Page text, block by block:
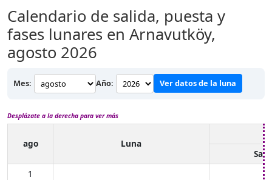
Calendario de salida, puesta y
fases lunares en Arnavutköy,
agosto 2026
Mes: Año: Ver datos de la luna
Desplázate a la derecha para ver más
ago
Luna
1